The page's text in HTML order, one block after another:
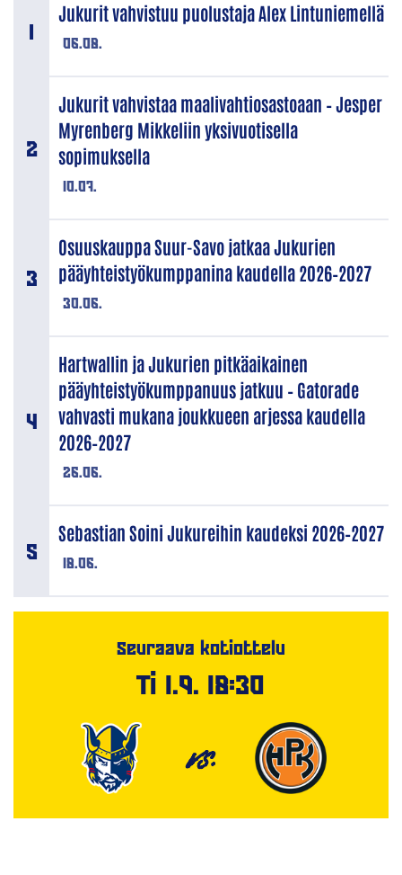
06.08.
Jukurit vahvistuu puolustaja Alex Lintuniemellä
10.07.
Jukurit vahvistaa maalivahtiosastoaan – Jesper
Myrenberg Mikkeliin yksivuotisella
sopimuksella
30.06.
Osuuskauppa Suur-Savo jatkaa Jukurien
pääyhteistyökumppanina kaudella 2026–2027
26.06.
Hartwallin ja Jukurien pitkäaikainen
pääyhteistyökumppanuus jatkuu – Gatorade
vahvasti mukana joukkueen arjessa kaudella
2026–2027
18.06.
Sebastian Soini Jukureihin kaudeksi 2026–2027
Seuraava kotiottelu
Ti 1.9. 18:30
VS.